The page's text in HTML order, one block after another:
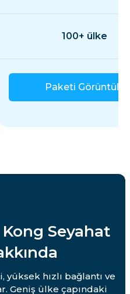
100+ ülke
Paketi Görüntüle
Seyahat
yüksek hızlı bağlantı ve
Geniş ülke çapındaki